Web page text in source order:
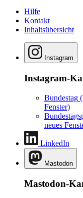
Hilfe
Kontakt
Inhaltsübersicht
Instagram
Instagram-
Bundestag
Fenster)
neues
LinkedIn
Mastodon
Mastodon-